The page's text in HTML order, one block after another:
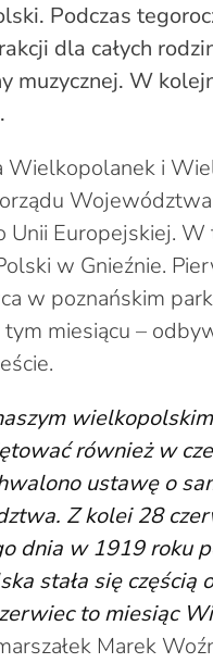
Podczas
dla całych
muzycznej. W
i
Unii Europejskiej.
w Gnieźnie.
w poznańskim
miesiącu –
również w
ustawę o
Z kolei 28
dnia w 1919 roku
stała się częścią
to miesiąc
Marek